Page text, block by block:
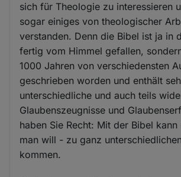
sich für Theologie zu interessieren
sogar einiges von theologischer
verstanden. Denn die Bibel ist ja in
fertig vom Himmel gefallen,
1000 Jahren von verschiedensten
geschrieben worden und enthält
unterschiedliche und auch teils
Glaubenszeugnisse und
haben Sie Recht: Mit der Bibel
man will - zu ganz
kommen.